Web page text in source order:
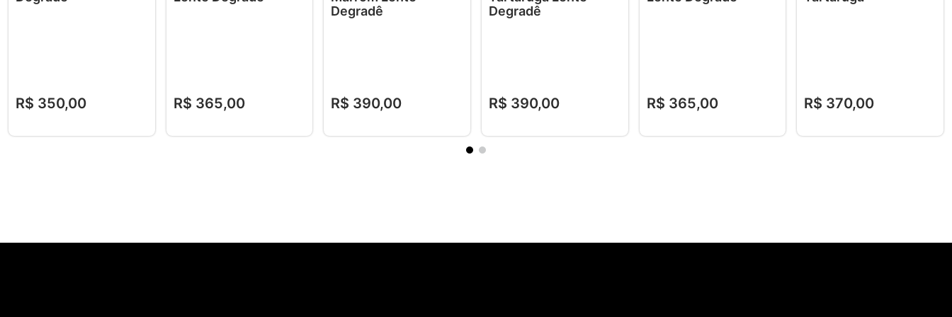
R$ 350,00 R$ 365,00
Degradê
R$ 390,00
Degradê
R$ 390,00 R$ 365,00 R$ 370,00